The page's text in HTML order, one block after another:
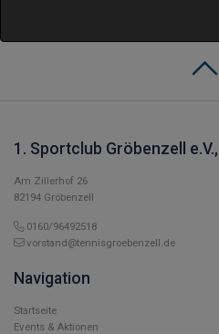
1. Sportclub Gröbenzell
Am Zillerhof 26
82194 Gröbenzell
0160/96492518
vorstand@tennisgroebenzell.de
Navigation
Startseite
Events & Aktionen